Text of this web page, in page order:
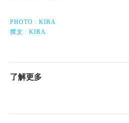
PHOTO : KIRA
撰文 : KIRA
了解更多